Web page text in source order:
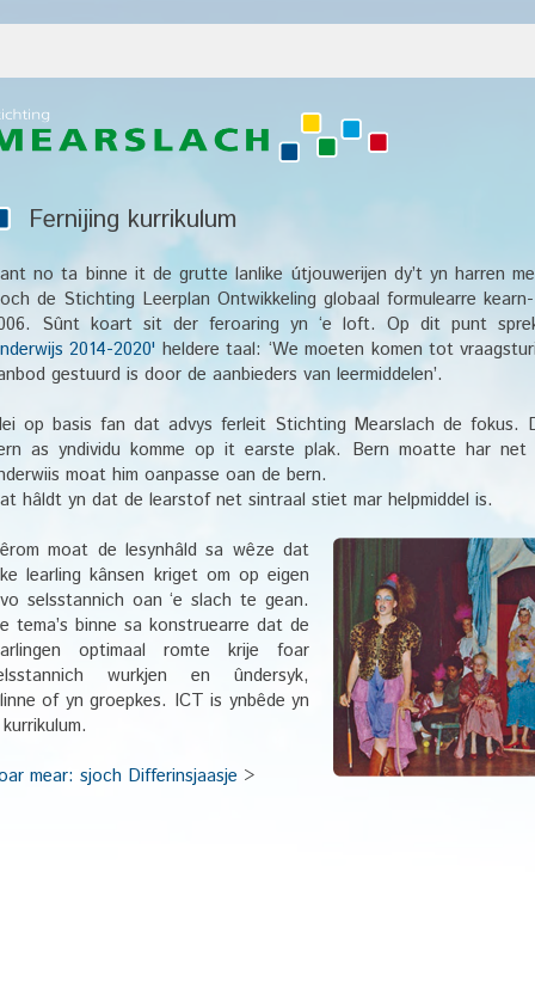
Fernijing kurrikulum
no ta binne it de grutte lanlike útjouwerijen dy’t yn harren
de Stichting Leerplan Ontwikkeling globaal formulearre
Sûnt koart sit der feroaring yn ‘e loft. Op dit punt
2014-2020' heldere taal: ‘We moeten komen tot
gestuurd is door de aanbieders van leermiddelen’.
op basis fan dat advys ferleit Stichting Mearslach de fokus.
as yndividu komme op it earste plak. Bern moatte har
moat him oanpasse oan de bern.
hâldt yn dat de learstof net sintraal stiet mar helpmiddel is.
moat de lesynhâld sa wêze dat
learling kânsen kriget om op eigen
selsstannich oan ‘e slach te gean.
tema’s binne sa konstruearre dat de
optimaal romte krije foar
wurkjen en ûndersyk,
of yn groepkes. ICT is ynbêde yn
mear: sjoch Differinsjaasje >